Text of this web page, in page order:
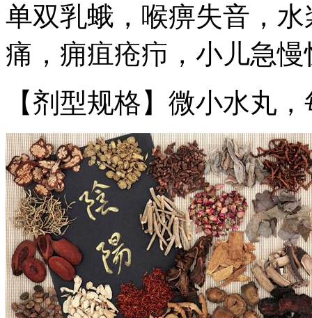
单双乳蛾，喉痹失音，
痛，痈疽疮疖，小儿急
【剂型规格】微小水丸